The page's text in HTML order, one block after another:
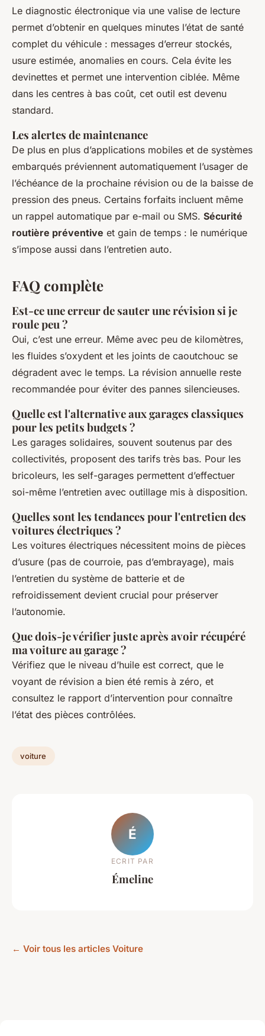
Le diagnostic électronique via une valise de lecture
permet d’obtenir en quelques minutes l’état de santé
complet du véhicule : messages d’erreur stockés,
usure estimée, anomalies en cours. Cela évite les
devinettes et permet une intervention ciblée. Même
dans les centres à bas coût, cet outil est devenu
standard.
Les alertes de maintenance
De plus en plus d’applications mobiles et de systèmes
embarqués préviennent automatiquement l’usager de
l’échéance de la prochaine révision ou de la baisse de
pression des pneus. Certains forfaits incluent même
un rappel automatique par e-mail ou SMS. Sécurité
routière préventive et gain de temps : le numérique
s’impose aussi dans l’entretien auto.
FAQ complète
Est-ce une erreur de sauter une révision si je
roule peu ?
Oui, c’est une erreur. Même avec peu de kilomètres,
les fluides s’oxydent et les joints de caoutchouc se
dégradent avec le temps. La révision annuelle reste
recommandée pour éviter des pannes silencieuses.
Quelle est l'alternative aux garages classiques
pour les petits budgets ?
Les garages solidaires, souvent soutenus par des
collectivités, proposent des tarifs très bas. Pour les
bricoleurs, les self-garages permettent d’effectuer
soi-même l’entretien avec outillage mis à disposition.
Quelles sont les tendances pour l'entretien des
voitures électriques ?
Les voitures électriques nécessitent moins de pièces
d’usure (pas de courroie, pas d’embrayage), mais
l’entretien du système de batterie et de
refroidissement devient crucial pour préserver
l’autonomie.
Que dois-je vérifier juste après avoir récupéré
ma voiture au garage ?
Vérifiez que le niveau d’huile est correct, que le
voyant de révision a bien été remis à zéro, et
consultez le rapport d’intervention pour connaître
l’état des pièces contrôlées.
voiture
É
ECRIT PAR
Émeline
← Voir tous les articles Voiture